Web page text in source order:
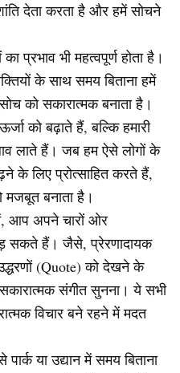
देता करता है और हमें सोचने
प्रभाव भी महत्वपूर्ण होता है।
के साथ समय बिताना हमें
को सकारात्मक बनाता है।
को बढ़ाते हैं, बल्कि हमारी
लाते हैं। जब हम ऐसे लोगों के
के लिए प्रोत्साहित करते हैं,
मजबूत बनाता है।
आप अपने चारों ओर
सकते हैं। जैसे, प्रेरणादायक
(Quote) को देखने के
सकारात्मक संगीत सुनना। ये सभी
विचार बने रहने में मदत
या उद्यान में समय बिताना